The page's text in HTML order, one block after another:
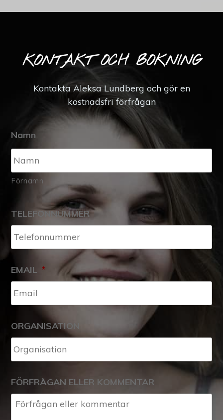
KONTAKT OCH BOKNING
Kontakta Aleksa Lundberg och gör en
kostnadsfri förfrågan
Namn
Förnamn
TELEFONNUMMER
EMAIL *
ORGANISATION
FÖRFRÅGAN ELLER KOMMENTAR